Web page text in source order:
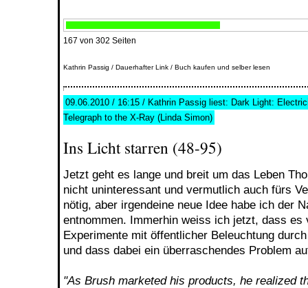
167 von 302 Seiten
Kathrin Passig / Dauerhafter Link/ Buch kaufen und selber lesen
09.06.2010 / 16:15 / Kathrin Passig liest: Dark Light:
Telegraph to the X-Ray (Linda Simon)
Ins Licht starren (48-95)
Jetzt geht es lange und breit um das Leben
nicht uninteressant und vermutlich auch fürs
nötig, aber irgendeine neue Idee habe ich der
entnommen. Immerhin weiss ich jetzt, dass es
Experimente mit öffentlicher Beleuchtung
und dass dabei ein überraschendes Problem
"As Brush marketed his products, he realized